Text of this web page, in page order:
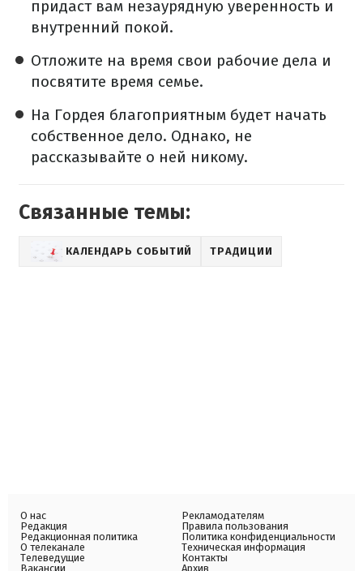
придаст вам незаурядную уверенность и
внутренний покой.
Отложите на время свои рабочие дела и
посвятите время семье.
На Гордея благоприятным будет начать
собственное дело. Однако, не
рассказывайте о ней никому.
Связанные темы:
КАЛЕНДАРЬ СОБЫТИЙ ТРАДИЦИИ
О нас
Редакция
Редакционная политика
О телеканале
Телеведущие
Вакансии
Рекламодателям
Правила пользования
Политика конфиденциальности
Техническая информация
Контакты
Архив